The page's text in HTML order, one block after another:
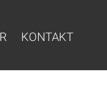
KONTAKT